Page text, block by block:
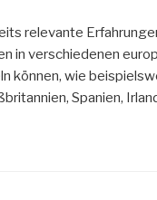
relevante
in verschiedenen
können, wie
Spanien,